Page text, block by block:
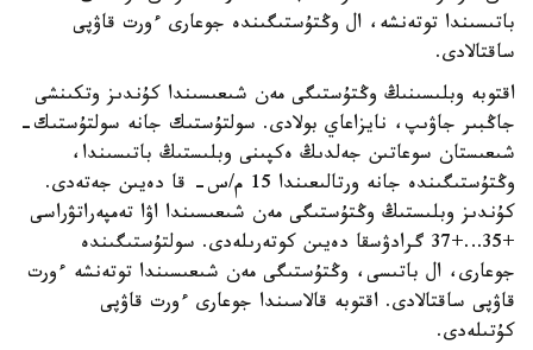
باتىسىندا توتەنشە، ال وڭتۇستىگىندە جوعارى ءورت قاۋپى
ساقتالادى.
اقتوبە وبلىسىنىڭ وڭتۇستىگى مەن شىعىسىندا كۇندىز وتكىنشى
جاڭبىر جاۋىپ، نايزاعاي بولادى. سولتۇستىك جانە سولتۇستىك-
شىعىستان سوعاتىن جەلدىڭ ەكپىنى وبلىستىڭ باتىسىندا،
وڭتۇستىگىندە جانە ورتالىعىندا 15 م/س- قا دەيىن جەتەدى.
كۇندىز وبلىستىڭ وڭتۇستىگى مەن شىعىسىندا اۋا تەمپەراتۋراسى
+35…+37 گرادۋسقا دەيىن كوتەرىلەدى. سولتۇستىگىندە
جوعارى، ال باتىسى، وڭتۇستىگى مەن شىعىسىندا توتەنشە ءورت
قاۋپى ساقتالادى. اقتوبە قالاسىندا جوعارى ءورت قاۋپى
كۇتىلەدى.